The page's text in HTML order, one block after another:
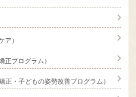
ア）
正プログラム）
正・子どもの姿勢改善プログラム）